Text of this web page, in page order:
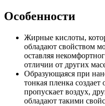
Особенности
Жирные кислоты,
обладают свойством
оставляя
отличии от других
Образующаяся при
тонкая пленка
пропускает воздух,
обладают такими